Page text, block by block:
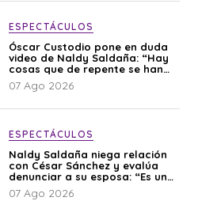
ESPECTÁCULOS
Óscar Custodio pone en duda
video de Naldy Saldaña: “Hay
cosas que de repente se han
editado”
07 Ago 2026
ESPECTÁCULOS
Naldy Saldaña niega relación
con César Sánchez y evalúa
denunciar a su esposa: “Es una
difamación”
07 Ago 2026